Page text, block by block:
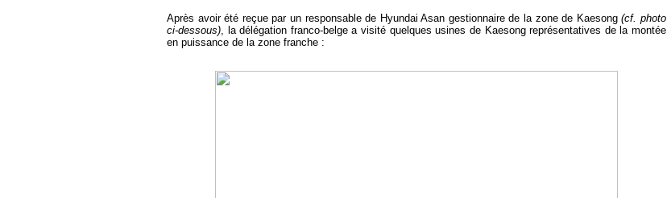
Après avoir été reçue par un responsable de Hyundai Asan gestionnaire de la zone de Kaesong(cf. photo
ci-dessous), la délégation franco-belge a visité quelques usines de Kaesong représentatives de la montée
en puissance de la zone franche :